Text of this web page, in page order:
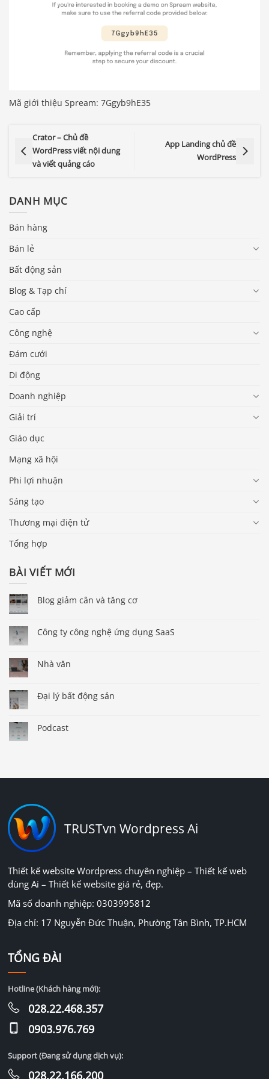
Mã giới thiệu Spream: 7Ggyb9hE35
Crator – Chủ đề
WordPress viết nội dung
và viết quảng cáo
App Landing chủ đề
WordPress
DANH MỤC
Bán hàng
Bán lẻ
Bất động sản
Blog & Tạp chí
Cao cấp
Công nghệ
Đám cưới
Di động
Doanh nghiệp
Giải trí
Giáo dục
Mạng xã hội
Phi lợi nhuận
Sáng tạo
Thương mại điện tử
Tổng hợp
BÀI VIẾT MỚI
Blog giảm cân và tăng cơ
Công ty công nghệ ứng dụng SaaS
Nhà văn
Đại lý bất động sản
Podcast
TRUSTvn Wordpress Ai
Thiết kế website Wordpress chuyên nghiệp – Thiết kế web
dùng Ai – Thiết kế website giá rẻ, đẹp.
Mã số doanh nghiệp: 0303995812
Địa chỉ: 17 Nguyễn Đức Thuận, Phường Tân Bình, TP.HCM
TỔNG ĐÀI
Hotline (Khách hàng mới):
028.22.468.357
0903.976.769
Support (Đang sử dụng dịch vụ):
028.22.166.200